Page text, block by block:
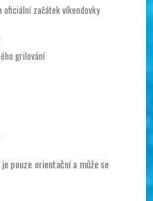
začátek víkendovky
grilování
pouze orientační a může se